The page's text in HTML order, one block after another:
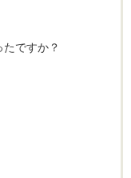
ですか？